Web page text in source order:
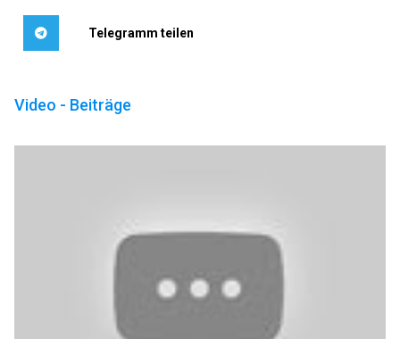
Telegramm teilen
Video - Beiträge